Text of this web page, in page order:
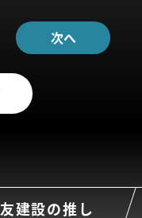
次へ
友建設の推し